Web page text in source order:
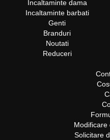
Incaltaminte dama
Incaltaminte barbati
Genti
Branduri
Noutati
Reduceri
Modificare
Solicitare